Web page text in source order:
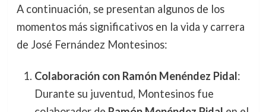
A continuación, se presentan algunos de los
momentos más significativos en la vida y carrera
de José Fernández Montesinos:
Colaboración con Ramón Menéndez Pidal:
Durante su juventud, Montesinos fue